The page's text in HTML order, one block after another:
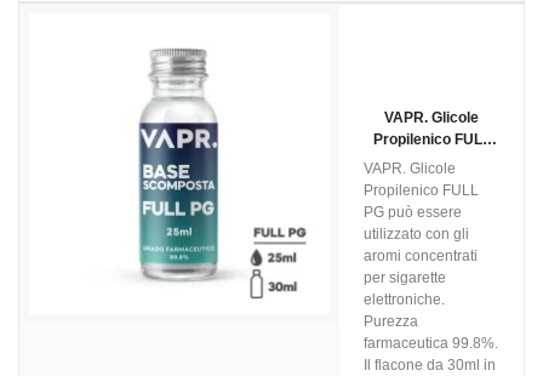
VAPR. Glicole
Propilenico FULL
PG - 25ml In 30ml
VAPR. Glicole
Propilenico FULL
PG può essere
utilizzato con gli
aromi concentrati
per sigarette
elettroniche.
Purezza
farmaceutica 99.8%.
Il flacone da 30ml in